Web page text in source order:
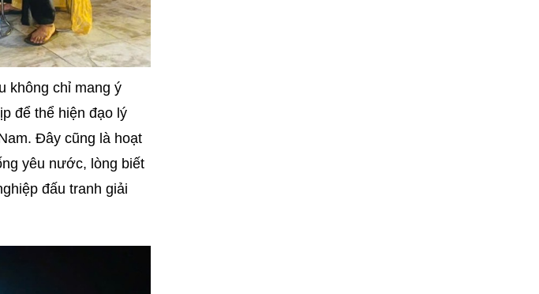
không chỉ mang ý
để thể hiện đạo lý
Đây cũng là hoạt
yêu nước, lòng biết
đấu tranh giải